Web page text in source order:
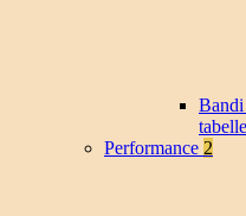
Bandi
Performance 2